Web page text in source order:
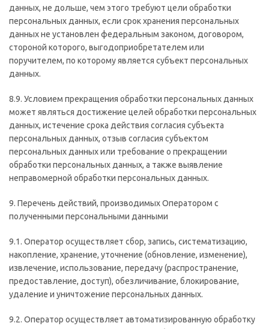
данных, не дольше, чем этого требуют цели обработки
персональных данных, если срок хранения персональных
данных не установлен федеральным законом, договором,
стороной которого, выгодоприобретателем или
поручителем, по которому является субъект персональных
данных.
8.9. Условием прекращения обработки персональных данных
может являться достижение целей обработки персональных
данных, истечение срока действия согласия субъекта
персональных данных, отзыв согласия субъектом
персональных данных или требование о прекращении
обработки персональных данных, а также выявление
неправомерной обработки персональных данных.
9. Перечень действий, производимых Оператором с
полученными персональными данными
9.1. Оператор осуществляет сбор, запись, систематизацию,
накопление, хранение, уточнение (обновление, изменение),
извлечение, использование, передачу (распространение,
предоставление, доступ), обезличивание, блокирование,
удаление и уничтожение персональных данных.
9.2. Оператор осуществляет автоматизированную обработку